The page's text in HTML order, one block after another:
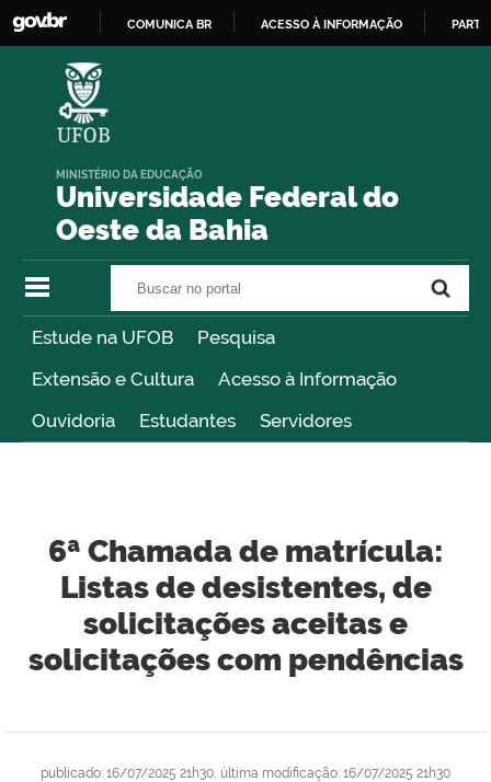
COMUNICA BR ACESSO À INFORMAÇÃO
Universidade Federal do
Oeste da Bahia
MINISTÉRIO DA EDUCAÇÃO
Estude na UFOB
Pesquisa
Extensão e Cultura
Acesso à Informação
Ouvidoria
Estudantes Servidores
6ª Chamada de matrícula:
Listas de desistentes, de
solicitações aceitas e
solicitações com pendências
publicado: 16/07/2025 21h30 última modificação: 16/07/2025 21h30